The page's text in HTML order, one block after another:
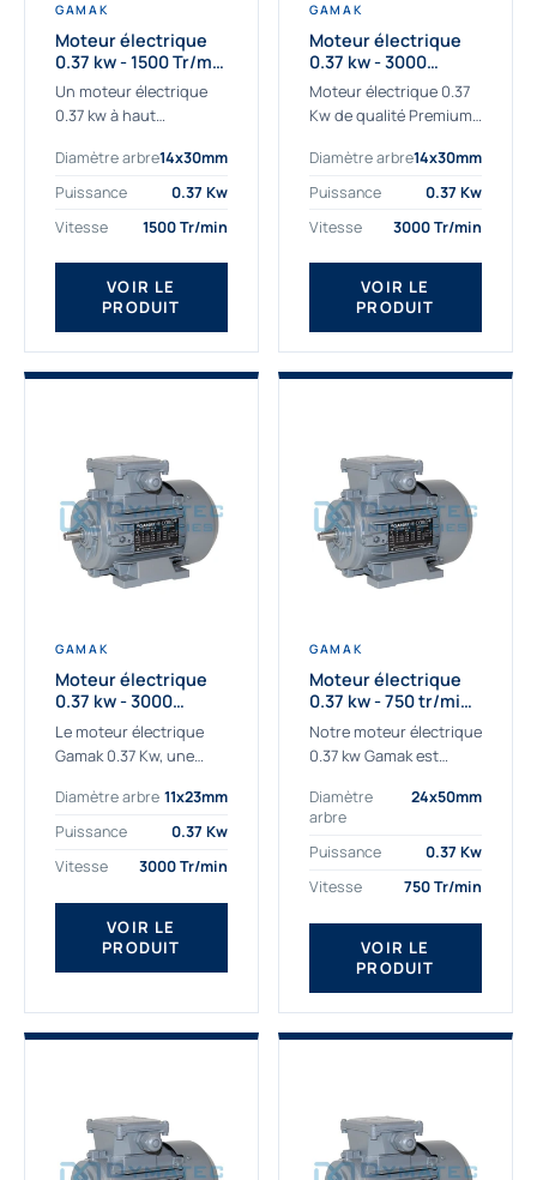
GAMAK
Moteur électrique
0.37 kw - 1500 Tr/min
- 230/400V - IE2
Un moteur électrique
0.37 kw à haut
applications les plus
exigeantes.
kw de référence
AGM2EL 71 M 4b...
Diamètre arbre14x30mm
Puissance
0.37 Kw
Vitesse
1500 Tr/min
VOIR LE
PRODUIT
GAMAK
Moteur électrique
0.37 kw - 3000
Tr/min - 230/400V -
IE2
Moteur électrique 0.37
Kw de qualité Premium,
application. Notre
gamme de moteurs
exclusivement
fabriquée...
Diamètre arbre14x30mm
Puissance
0.37 Kw
Vitesse
3000 Tr/min
VOIR LE
PRODUIT
GAMAK
Moteur électrique
0.37 kw - 3000
Tr/min - 230/400v -
Taille 63 - IE2
Le moteur électrique
Gamak 0.37 Kw, une
adaptée à tous types
de machines. Le
triphasé 0.37Kw Gamak
à...
Diamètre arbre 11x23mm
Puissance
0.37 Kw
Vitesse
3000 Tr/min
VOIR LE
PRODUIT
GAMAK
Moteur électrique
0.37 kw - 750 tr/min -
230/400V - IE2
Notre moteur électrique
0.37 kw Gamak est
aux applications
sévères. Nous
déterminons,
fournissons
des moteurs
asynchrones depuis de
nombreuses années....
Diamètre
arbre
24x50mm
Puissance
0.37 Kw
Vitesse
750 Tr/min
VOIR LE
PRODUIT